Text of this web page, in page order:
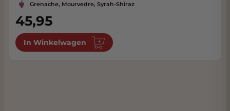
Grenache, Mourvedre, Syrah-Shiraz
45,95
In Winkelwagen